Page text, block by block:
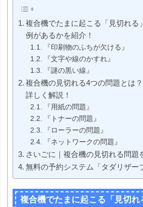
複合機でたまに起こる「見切れる
例があるかを紹介！
『印刷物のふちが欠ける』
『文字や線のかすれ』
『謎の黒い線』
複合機の見切れる4つの問題とは
詳しく解説！
『用紙の問題』
『トナーの問題』
『ローラーの問題』
『ネットワークの問題』
さいごに｜複合機の見切れる問題
無料の予約システム「タダリザー
複合機でたまに起こる「見切れ